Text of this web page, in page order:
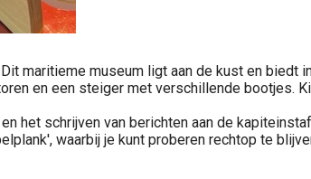
maritieme museum ligt aan de kust en biedt
en een steiger met verschillende bootjes.
het schrijven van berichten aan de
waarbij je kunt proberen rechtop te